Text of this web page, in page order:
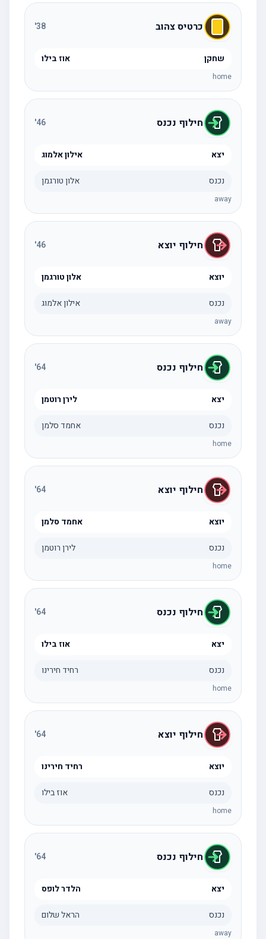
כרטיס צהוב 38
'
שחקן אוז בילו
home
חילוף נכנס 46
'
יצא אילון אלמוג
נכנס אלון טורגמן
away
חילוף יוצא 46
'
יוצא אלון טורגמן
נכנס אילון אלמוג
away
חילוף נכנס 64
'
יצא לירן רוטמן
נכנס אחמד סלמן
home
חילוף יוצא 64
'
יוצא אחמד סלמן
נכנס לירן רוטמן
home
חילוף נכנס 64
'
יצא אוז בילו
נכנס רחיד חירינו
home
חילוף יוצא 64
'
יוצא רחיד חירינו
נכנס אוז בילו
home
חילוף נכנס 64
'
יצא הלדר לופס
נכנס הראל שלום
away